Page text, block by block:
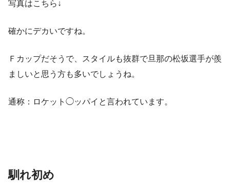
写真はこちら↓
確かにデカいですね。
Ｆカップだそうで、スタイルも抜群で旦那の松坂選手が羨
ましいと思う方も多いでしょうね。
通称：ロケット◯ッパイと言われています。
馴れ初め